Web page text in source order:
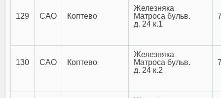
129 САО Коптево
Железняка
Матроса бульв.
д. 24 к.1
130 САО Коптево
Железняка
Матроса бульв.
д. 24 к.2